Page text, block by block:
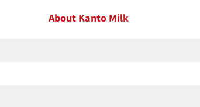
About Kanto Milk